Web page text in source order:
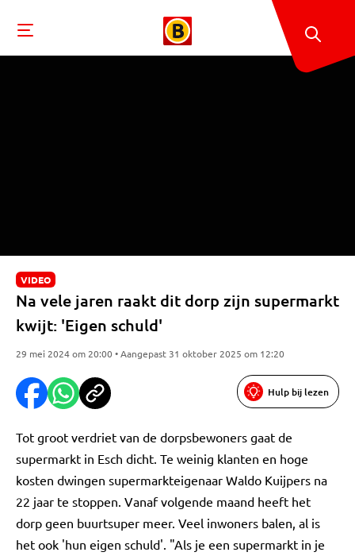
VIDEO
Na vele jaren raakt dit dorp zijn supermarkt
kwijt: 'Eigen schuld'
29 mei 2024 om 20:00 • Aangepast 31 oktober 2025 om 12:20
Hulp bij lezen
Tot groot verdriet van de dorpsbewoners gaat de
supermarkt in Esch dicht. Te weinig klanten en hoge
kosten dwingen supermarkteigenaar Waldo Kuijpers na
22 jaar te stoppen. Vanaf volgende maand heeft het
dorp geen buurtsuper meer. Veel inwoners balen, al is
het ook 'hun eigen schuld'. "Als je een supermarkt in je